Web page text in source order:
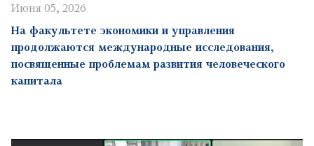
Июня 05, 2026
На факультете экономики и управления
продолжаются международные исследования,
посвященные проблемам развития человеческого
капитала